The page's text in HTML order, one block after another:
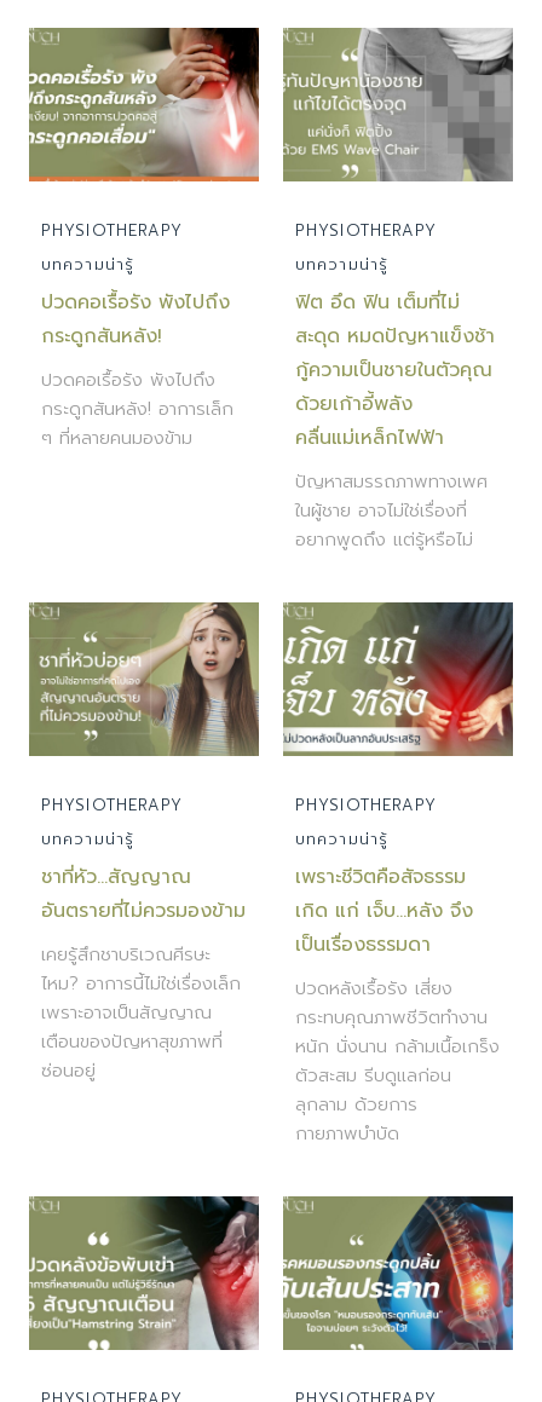
PHYSIOTHERAPY
บทความน่ารู้
ปวดคอเรื้อรัง พังไปถึง
กระดูกสันหลัง!
ปวดคอเรื้อรัง พังไปถึง
กระดูกสันหลัง! อาการเล็ก
ๆ ที่หลายคนมองข้าม
PHYSIOTHERAPY
บทความน่ารู้
ฟิต อึด ฟิน เต็มที่ไม่
สะดุด หมดปัญหาแข็งช้า
กู้ความเป็นชายในตัวคุณ
ด้วยเก้าอี้พลัง
คลื่นแม่เหล็กไฟฟ้า
ปัญหาสมรรถภาพทางเพศ
ในผู้ชาย อาจไม่ใช่เรื่องที่
อยากพูดถึง แต่รู้หรือไม่
PHYSIOTHERAPY
บทความน่ารู้
ชาที่หัว…สัญญาณ
อันตรายที่ไม่ควรมองข้าม
เคยรู้สึกชาบริเวณศีรษะ
ไหม? อาการนี้ไม่ใช่เรื่องเล็ก
เพราะอาจเป็นสัญญาณ
เตือนของปัญหาสุขภาพที่
ซ่อนอยู่
PHYSIOTHERAPY
บทความน่ารู้
เพราะชีวิตคือสัจธรรม
เกิด แก่ เจ็บ…หลัง จึง
เป็นเรื่องธรรมดา
ปวดหลังเรื้อรัง เสี่ยง
กระทบคุณภาพชีวิตทำงาน
หนัก นั่งนาน กล้ามเนื้อเกร็ง
ตัวสะสม รีบดูแลก่อน
ลุกลาม ด้วยการ
กายภาพบำบัด